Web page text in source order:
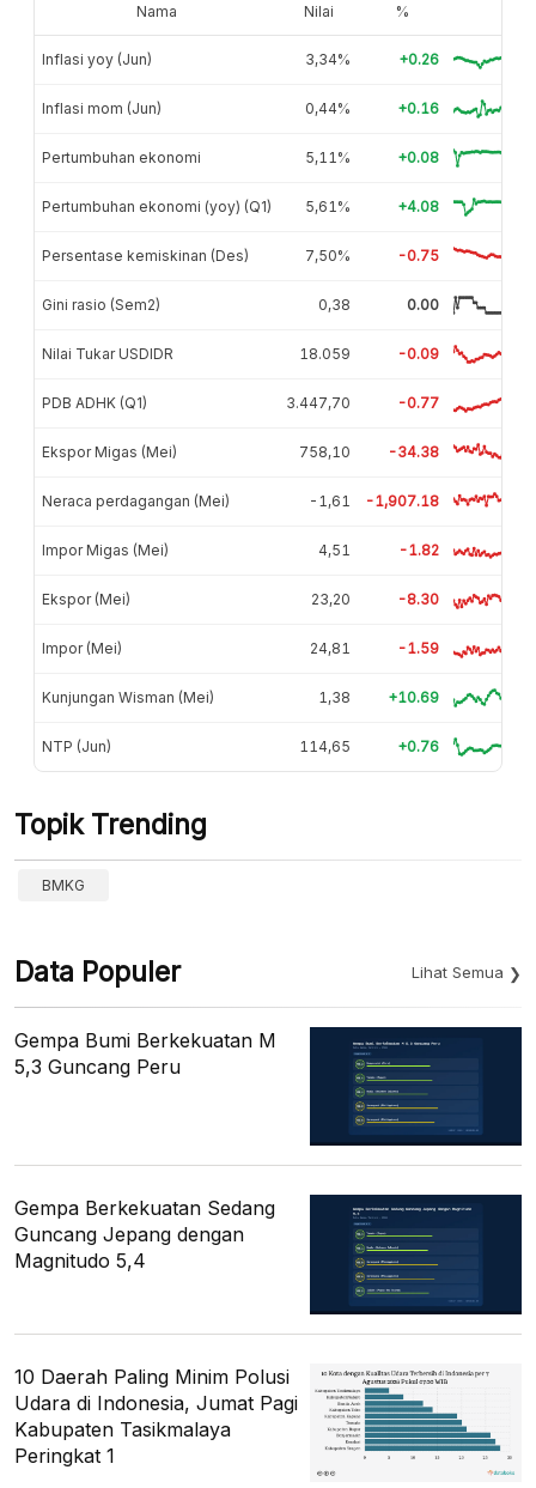
Nama Nilai %
Inflasi yoy (Jun) 3,34% +0.26
Inflasi mom (Jun) 0,44% +0.16
Pertumbuhan ekonomi 5,11% +0.08
Pertumbuhan ekonomi (yoy) (Q1) 5,61% +4.08
Persentase kemiskinan (Des) 7,50% -0.75
Gini rasio (Sem2) 0,38 0.00
Nilai Tukar USDIDR 18.059 -0.09
PDB ADHK (Q1) 3.447,70 -0.77
Ekspor Migas (Mei) 758,10 -34.38
Neraca perdagangan (Mei) -1,61 -1,907.18
Impor Migas (Mei) 4,51 -1.82
Ekspor (Mei) 23,20 -8.30
Impor (Mei) 24,81 -1.59
Kunjungan Wisman (Mei) 1,38 +10.69
NTP (Jun) 114,65 +0.76
Topik Trending
BMKG
Data Populer Lihat Semua
Gempa Bumi Berkekuatan M
5,3 Guncang Peru
Gempa Berkekuatan Sedang
Guncang Jepang dengan
Magnitudo 5,4
10 Daerah Paling Minim Polusi
Udara di Indonesia, Jumat Pagi
Kabupaten Tasikmalaya
Peringkat 1